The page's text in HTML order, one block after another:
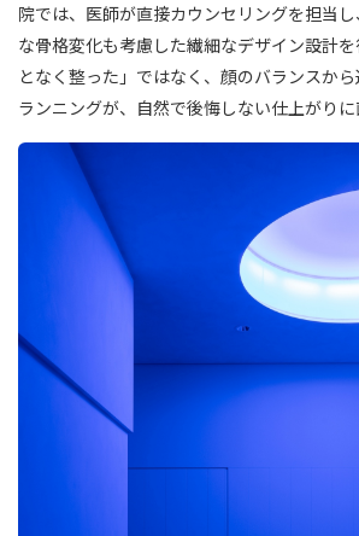
院では、医師が直接カウンセリングを担当
な骨格変化も考慮した繊細なデザイン設計
となく整った」ではなく、顔のバランスか
ランニングが、自然で後悔しない仕上がりに